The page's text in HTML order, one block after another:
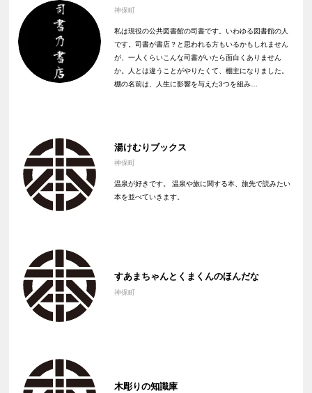
神保町
私は現役の公共図書館の司書です。いわゆる図書館の人
です。司書が書店？と思われる方もいるかもしれません
が、一人くらいこんな司書がいたら面白くありません
か。人とは違うことがやりたくて、棚主になりました。
棚の名前は、人生に影響を与えた3つを組み…
湯けむりブックス
神保町
温泉が好きです。 温泉や旅に関する本、旅先で読みたい
本を並べていきます。
すあまちゃんとくまくんのほんだな
神保町
木彫りの知識庫